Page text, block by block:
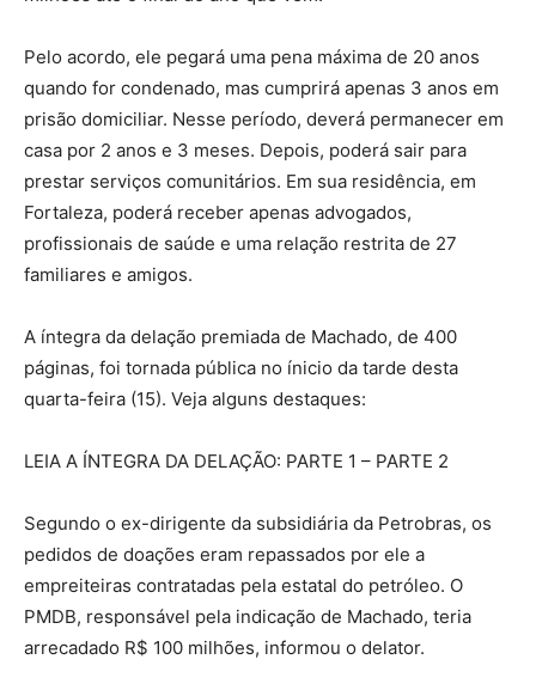
Pelo acordo, ele pegará uma pena máxima de 20 anos
quando for condenado, mas cumprirá apenas 3 anos em
prisão domiciliar. Nesse período, deverá permanecer em
casa por 2 anos e 3 meses. Depois, poderá sair para
prestar serviços comunitários. Em sua residência, em
Fortaleza, poderá receber apenas advogados,
profissionais de saúde e uma relação restrita de 27
familiares e amigos.
A íntegra da delação premiada de Machado, de 400
páginas, foi tornada pública no ínicio da tarde desta
quarta-feira (15). Veja alguns destaques:
LEIA A ÍNTEGRA DA DELAÇÃO: PARTE 1 – PARTE 2
Segundo o ex-dirigente da subsidiária da Petrobras, os
pedidos de doações eram repassados por ele a
empreiteiras contratadas pela estatal do petróleo. O
PMDB, responsável pela indicação de Machado, teria
arrecadado R$ 100 milhões, informou o delator.